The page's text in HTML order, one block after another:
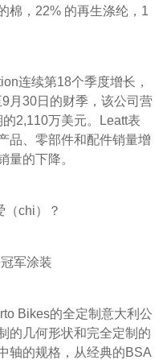
棉，22% 的再生涤纶，1
连续第18个季度增长，
月30日的财季，该公司营
2,110万美元。Leatt表
品、零部件和配件销量增
量的下降。
chi）？
军涂装
Bikes的全定制意大利公
的几何形状和完全定制的
轴的规格，从经典的BSA